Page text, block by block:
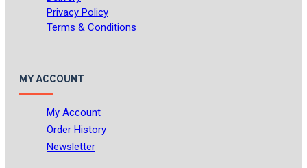
Privacy Policy
Terms & Conditions
MY ACCOUNT
My Account
Order History
Newsletter